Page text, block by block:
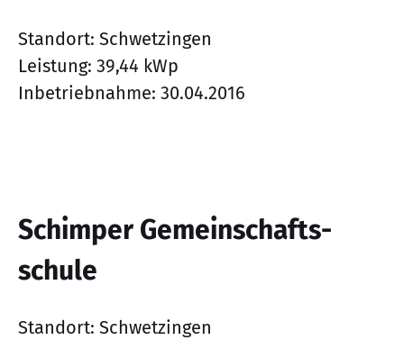
Standort: Schwetzingen
Leistung: 39,44 kWp
Inbetriebnahme: 30.04.2016
Schimper Gemeinschafts­
schule
Standort: Schwetzingen